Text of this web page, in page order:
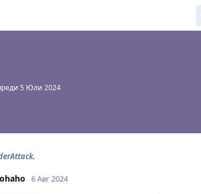
5 Юли 2024
6 Авг 2024